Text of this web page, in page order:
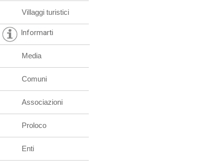
Villaggi turistici
Informarti
Media
Comuni
Associazioni
Proloco
Enti